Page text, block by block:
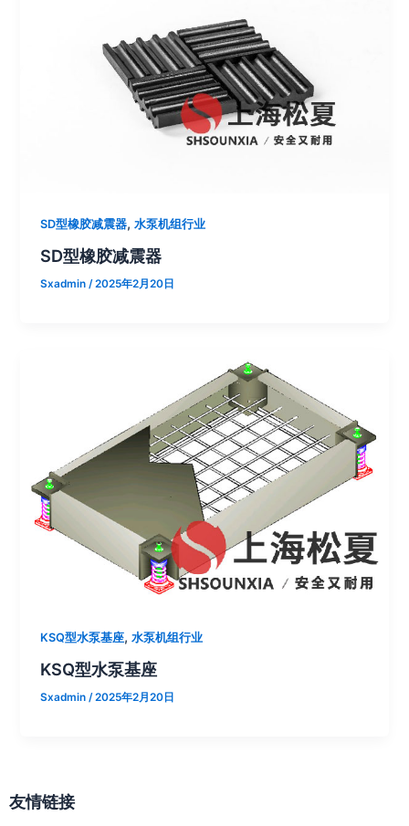
SD型橡胶减震器,水泵机组行业
SD型橡胶减震器
Sxadmin/2025年2月20日
KSQ型水泵基座,水泵机组行业
KSQ型水泵基座
Sxadmin/2025年2月20日
友情链接